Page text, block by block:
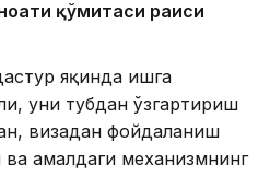
қўмитаси раиси
яқинда ишга
уни тубдан ўзгартириш
визадан фойдаланиш
амалдаги механизмнинг